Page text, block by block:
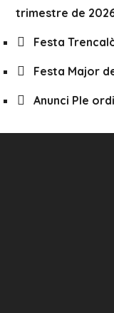
trimestre de
Festa
Festa Major
Anunci Ple